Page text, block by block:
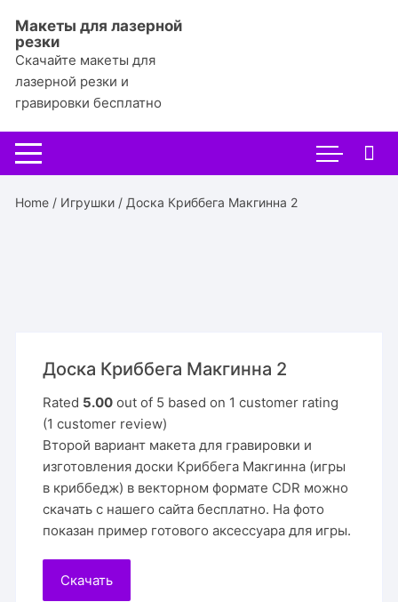
содержимому
Макеты для лазерной
резки
Скачайте макеты для
лазерной резки и
гравировки бесплатно
Home / Игрушки / Доска Криббега Макгинна 2
Доска Криббега Макгинна 2
Rated 5.00 out of 5 based on 1 customer rating
(1 customer review)
Второй вариант макета для гравировки и
изготовления доски Криббега Макгинна (игры
в криббедж) в векторном формате CDR можно
скачать с нашего сайта бесплатно. На фото
показан пример готового аксессуара для игры.
Скачать